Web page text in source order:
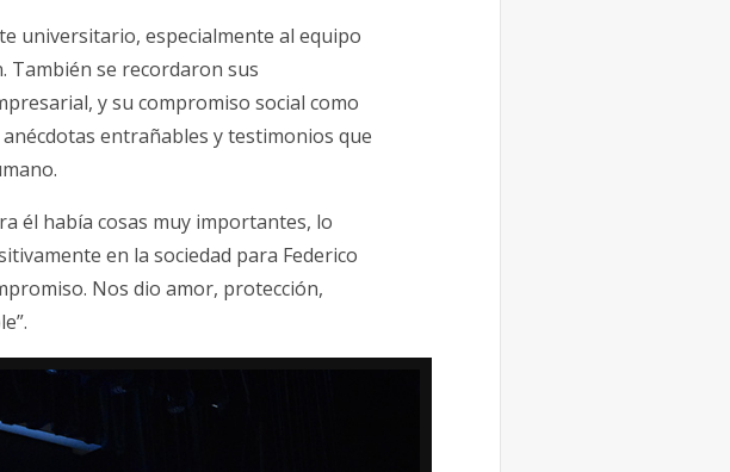
universitario, especialmente al equipo
También se recordaron sus
y su compromiso social como
entrañables y testimonios que
él había cosas muy importantes, lo
en la sociedad para Federico
Nos dio amor, protección,